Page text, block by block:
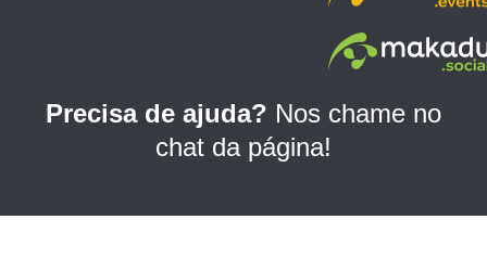
b
k
a
a
e
d
n
Precisa de ajuda? Nos chame no
chat da página!